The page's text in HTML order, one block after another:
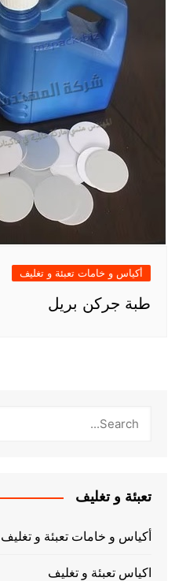
أكياس و خامات تعبئة و تغليف
طبة جركن بريل
تعبئة و تغليف
أكياس و خامات تعبئة و تغليف
اكياس تعبئة و تغليف